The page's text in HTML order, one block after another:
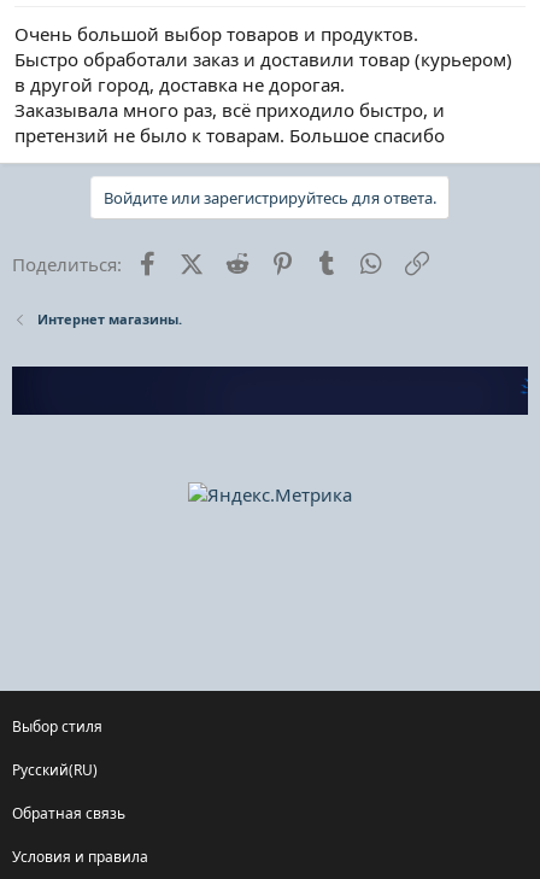
а
Очень большой выбор товаров и продуктов.
Быстро обработали заказ и доставили товар (курьером)
в другой город, доставка не дорогая.
Заказывала много раз, всё приходило быстро, и
претензий не было к товарам. Большое спасибо
Войдите или зарегистрируйтесь для ответа.
Поделиться: FacebookX (Twitter)
Reddit PinterestTumblr WhatsApp
Интернет магазины.
Выбор стиля
Русский(RU)
Обратная связь
Условия и правила